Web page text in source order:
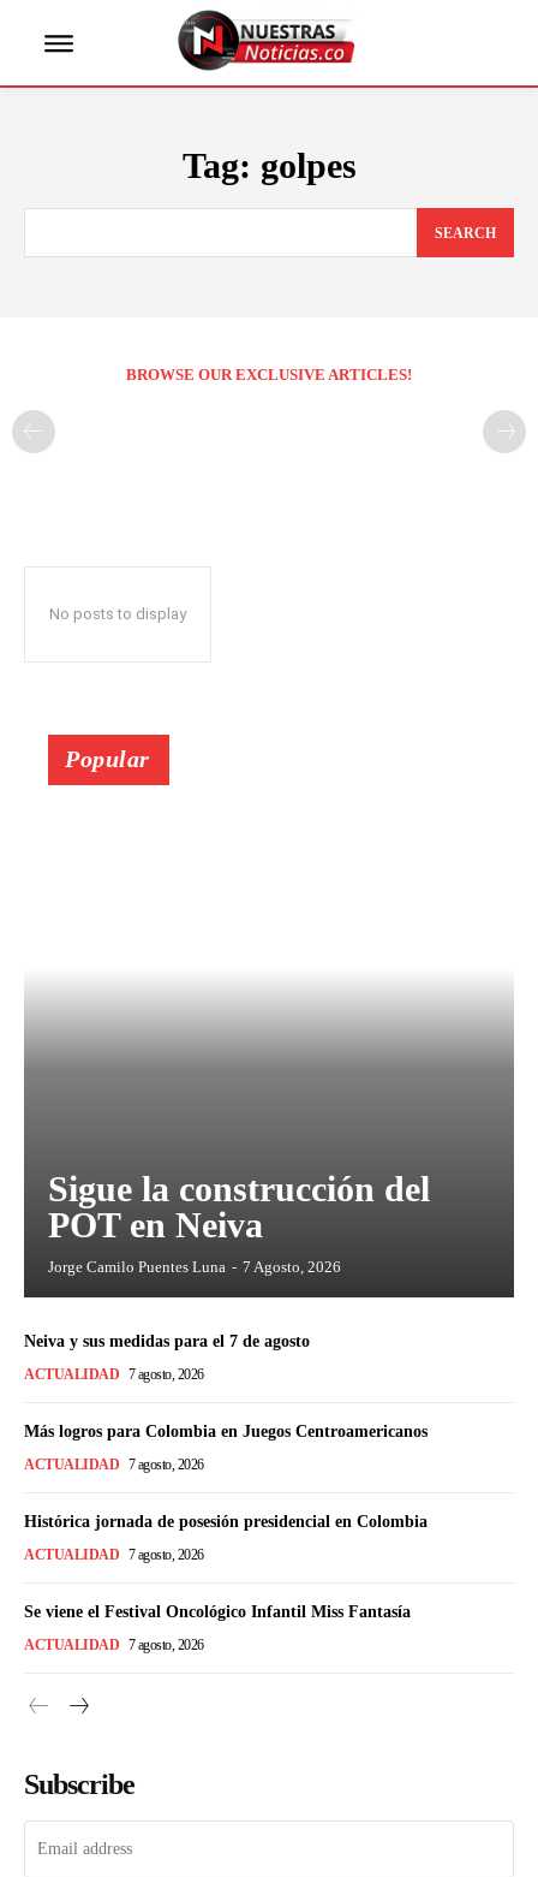
Tag: golpes
SEARCH
BROWSE OUR EXCLUSIVE ARTICLES!
No posts to display
Popular
Sigue la construcción del
POT en Neiva
Jorge Camilo Puentes Luna - 7 Agosto, 2026
Neiva y sus medidas para el 7 de agosto
ACTUALIDAD 7 agosto, 2026
Más logros para Colombia en Juegos Centroamericanos
ACTUALIDAD 7 agosto, 2026
Histórica jornada de posesión presidencial en Colombia
ACTUALIDAD 7 agosto, 2026
Se viene el Festival Oncológico Infantil Miss Fantasía
ACTUALIDAD 7 agosto, 2026
Subscribe